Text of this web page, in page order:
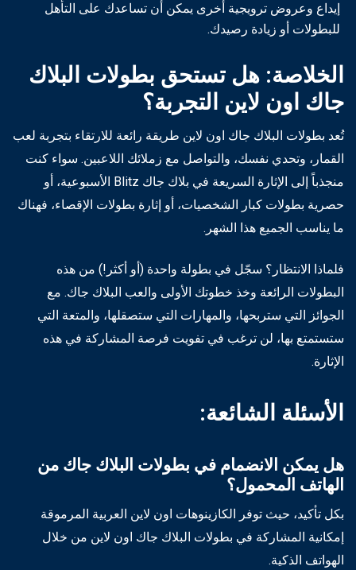
إيداع وعروض ترويجية أخرى يمكن أن تساعدك على التأهل
للبطولات أو زيادة رصيدك.
الخلاصة: هل تستحق بطولات البلاك
جاك اون لاين التجربة؟
تُعد بطولات البلاك جاك اون لاين طريقة رائعة للارتقاء بتجربة لعب
القمار، وتحدي نفسك، والتواصل مع زملائك اللاعبين. سواء كنت
منجذباً إلى الإثارة السريعة في بلاك جاك Blitz الأسبوعية، أو
حصرية بطولات كبار الشخصيات، أو إثارة بطولات الإقصاء، فهناك
ما يناسب الجميع هذا الشهر.
فلماذا الانتظار؟ سجّل في بطولة واحدة (أو أكثر!) من هذه
البطولات الرائعة وخذ خطوتك الأولى والعب البلاك جاك. مع
الجوائز التي ستربحها، والمهارات التي ستصقلها، والمتعة التي
ستستمتع بها، لن ترغب في تفويت فرصة المشاركة في هذه
الإثارة.
الأسئلة الشائعة:
هل يمكن الانضمام في بطولات البلاك جاك من
الهاتف المحمول؟
بكل تأكيد، حيث توفر الكازينوهات اون لاين العربية المرموقة
إمكانية المشاركة في بطولات البلاك جاك اون لاين من خلال
الهواتف الذكية.